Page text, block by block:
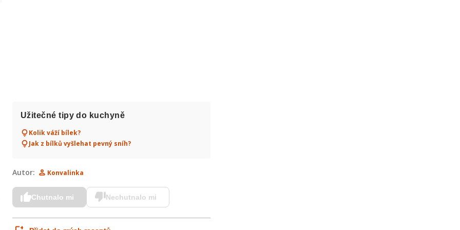
Užitečné tipy do kuchyně
Kolik váží bílek?
Jak z bílků vyšlehat pevný sníh?
Autor: Konvalinka
Chutnalo mi Nechutnalo mi